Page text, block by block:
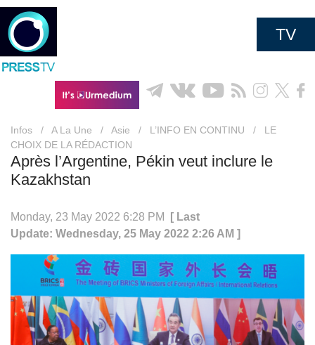
TV
Infos / A La Une / Asie / L’INFO EN CONTINU /
LE
CHOIX DE LA RÉDACTION
Après l’Argentine, Pékin veut inclure le
Kazakhstan
Monday, 23 May 2022 6:28 PM
[ Last
Update: Wednesday, 25 May 2022 2:26 AM ]